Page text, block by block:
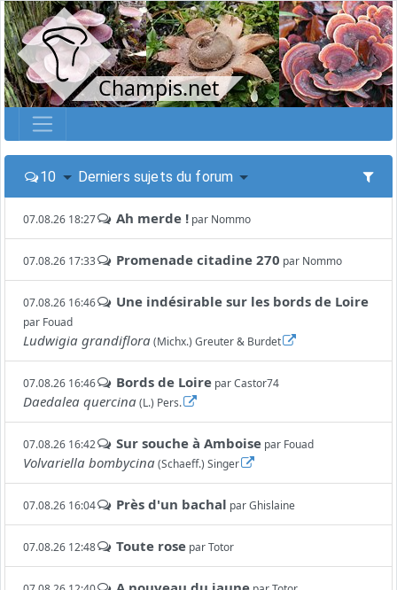
Champis.net
10 Derniers sujets du forum
07.08.26 18:27 Ah merde ! par Nommo
07.08.26 17:33 Promenade citadine 270 par Nommo
07.08.26 16:46 Une indésirable sur les bords de Loire
par Fouad
Ludwigia grandiflora(Michx.) Greuter & Burdet
07.08.26 16:46 Bords de Loire parCastor74
Daedalea quercina(L.) Pers.
07.08.26 16:42 Sur souche à Amboise par Fouad
Volvariella bombycina(Schaeff.) Singer
07.08.26 16:04 Près d'un bachal parGhislaine
07.08.26 12:48 Toute rose parTotor